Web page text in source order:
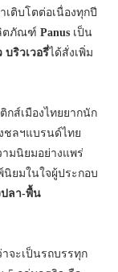
ติบโตต่อเนื่องทุกปี
ตภัณฑ์ Panus เป็น
บริวเวอรี่ได้สั่งเพิ่ม
ส์เมืองไทยยากนัก
ชลฯแบรนด์ไทย
มนิยมอย่างแพร่
ยมในใจผู้ประกอบ
ปลา-พื้น
จะเป็นรถบรรทุก